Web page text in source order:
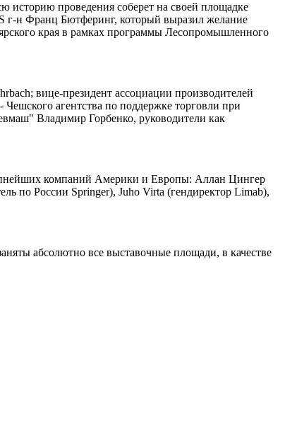
историю проведения соберет на своей площадке
г-н Франц Бютферинг, который выразил желание
края в рамках программы Лесопромышленного
вице-президент ассоциации производителей
агентства по поддержке торговли при
Владимир Горбенко, руководители как
компаний Америки и Европы: Аллан Цингер
по России Springer), Juho Virta (гендиректор Limab),
абсолютно все выставочные площади, в качестве